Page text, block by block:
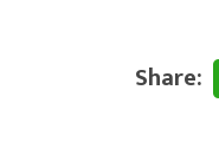
Share: